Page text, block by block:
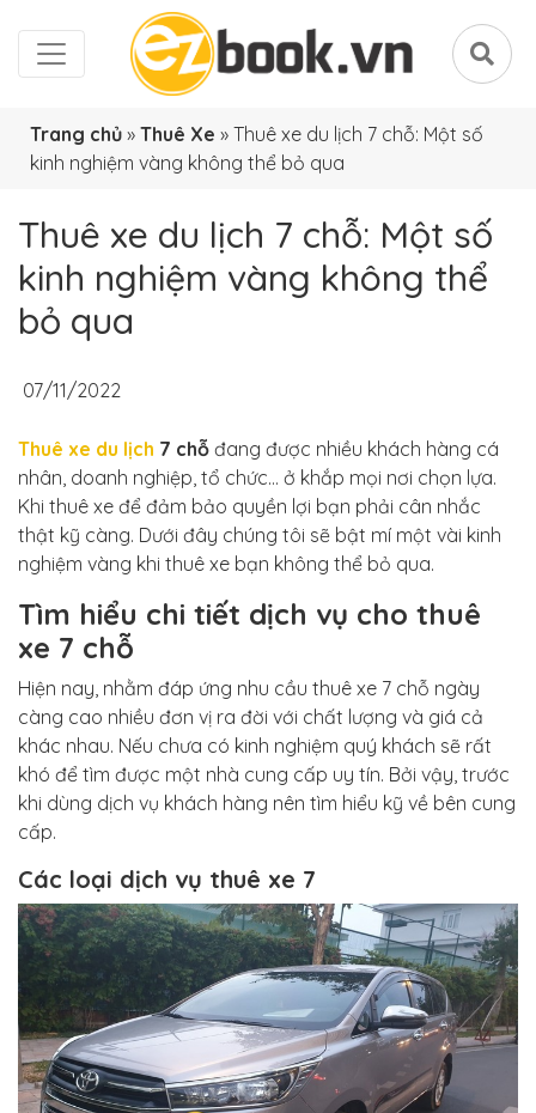
Trang chủ » Thuê Xe » Thuê xe du lịch 7 chỗ: Một số
kinh nghiệm vàng không thể bỏ qua
Thuê xe du lịch 7 chỗ: Một số
kinh nghiệm vàng không thể
bỏ qua
07/11/2022
Thuê xe du lịch 7 chỗ đang được nhiều khách hàng cá
nhân, doanh nghiệp, tổ chức… ở khắp mọi nơi chọn lựa.
Khi thuê xe để đảm bảo quyền lợi bạn phải cân nhắc
thật kỹ càng. Dưới đây chúng tôi sẽ bật mí một vài kinh
nghiệm vàng khi thuê xe bạn không thể bỏ qua.
Tìm hiểu chi tiết dịch vụ cho thuê
xe 7 chỗ
Hiện nay, nhằm đáp ứng nhu cầu thuê xe 7 chỗ ngày
càng cao nhiều đơn vị ra đời với chất lượng và giá cả
khác nhau. Nếu chưa có kinh nghiệm quý khách sẽ rất
khó để tìm được một nhà cung cấp uy tín. Bởi vậy, trước
khi dùng dịch vụ khách hàng nên tìm hiểu kỹ về bên cung
cấp.
Các loại dịch vụ thuê xe 7